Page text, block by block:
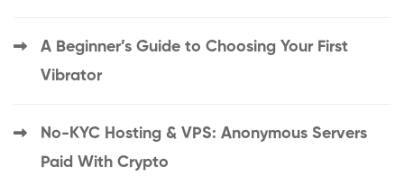
A Beginner’s Guide to Choosing Your First
Vibrator
No-KYC Hosting & VPS: Anonymous Servers
Paid With Crypto